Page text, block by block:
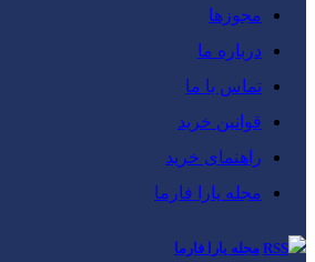
مجوزها
درباره ما
تماس با ما
قوانین خرید
راهنمای خرید
مجله یارا فارما
مجله یارا فارما